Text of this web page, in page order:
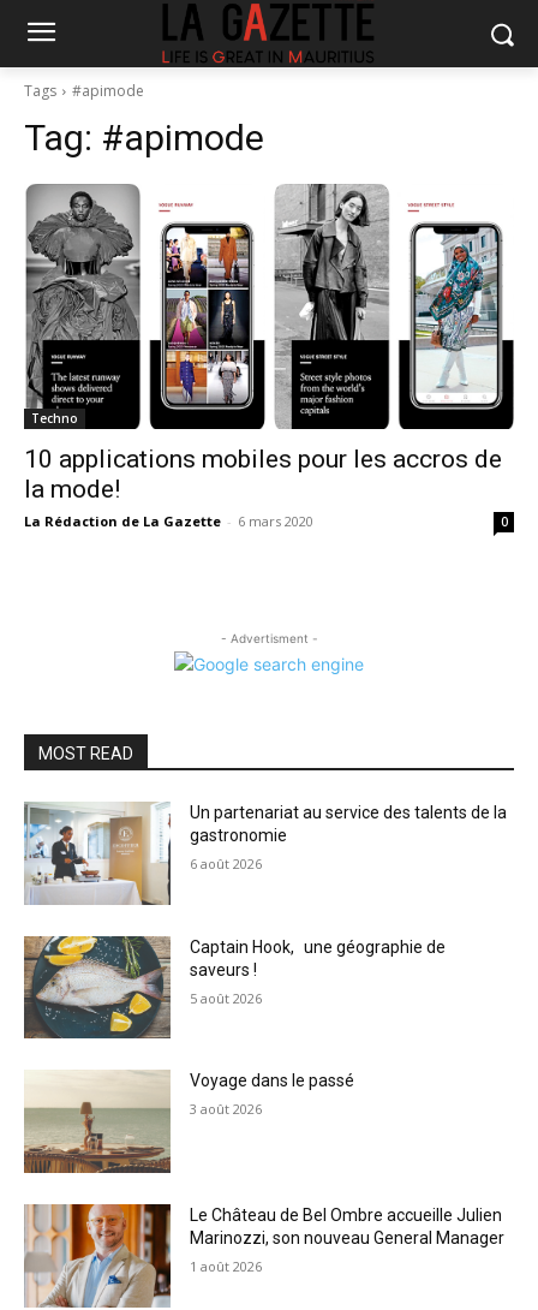
Tags #apimode
Tag: #apimode
Techno
10 applications mobiles pour les accros de
la mode!
La Rédaction de La Gazette - 6 mars 2020 0
- Advertisment -
MOST READ
Un partenariat au service des talents de la
gastronomie
6 août 2026
Captain Hook, une géographie de
saveurs !
5 août 2026
Voyage dans le passé
3 août 2026
Le Château de Bel Ombre accueille Julien
Marinozzi, son nouveau General Manager
1 août 2026